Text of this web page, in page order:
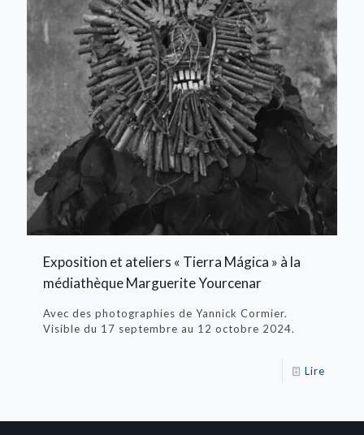
Exposition et ateliers « Tierra Mágica » à la
médiathèque Marguerite Yourcenar
Avec des photographies de Yannick Cormier.
Visible du 17 septembre au 12 octobre 2024.
Lire